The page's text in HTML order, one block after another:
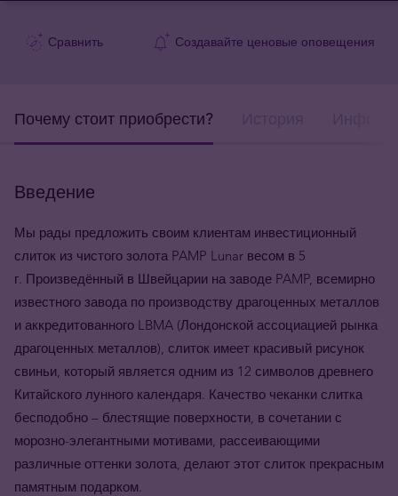
Сравнить Создавайте ценовые оповещения
Почему стоит приобрести?
Введение
Мы рады предложить своим клиентам инвестиционный
слиток из чистого золота PAMP Lunar весом в 5
г. Произведённый в Швейцарии на заводе PAMP, всемирно
известного завода по производству драгоценных металлов
и аккредитованного LBMA (Лондонской ассоциацией рынка
драгоценных металлов), слиток имеет красивый рисунок
свиньи, который является одним из 12 символов древнего
Китайского лунного календаря. Качество чеканки слитка
бесподобно – блестящие поверхности, в сочетании с
морозно-элегантными мотивами, рассеивающими
различные оттенки золота, делают этот слиток прекрасным
памятным подарком.